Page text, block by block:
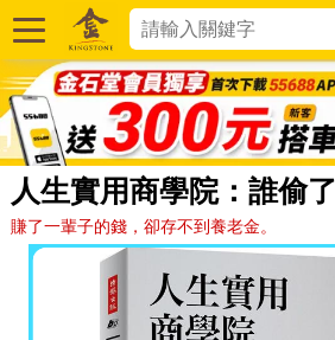
人生實用商學院：誰偷
賺了一輩子的錢，卻存不到養老金。